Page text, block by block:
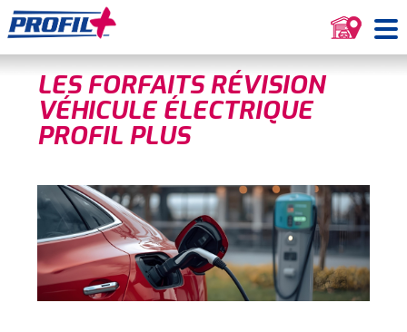
LES FORFAITS RÉVISION
VÉHICULE ÉLECTRIQUE
PROFIL PLUS